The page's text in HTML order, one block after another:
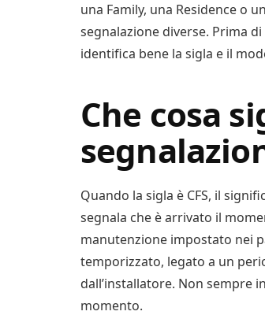
una Family, una Residence o
segnalazione diverse. Prima
identifica bene la sigla e il
Che cosa
Quando la sigla è CFS, il
segnala che è arrivato il
manutenzione impostato nei
temporizzato, legato a un
dall’installatore. Non sempre
momento.